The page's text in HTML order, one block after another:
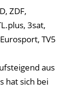
ZDF,
3sat,
TV5
aus
hat sich bei